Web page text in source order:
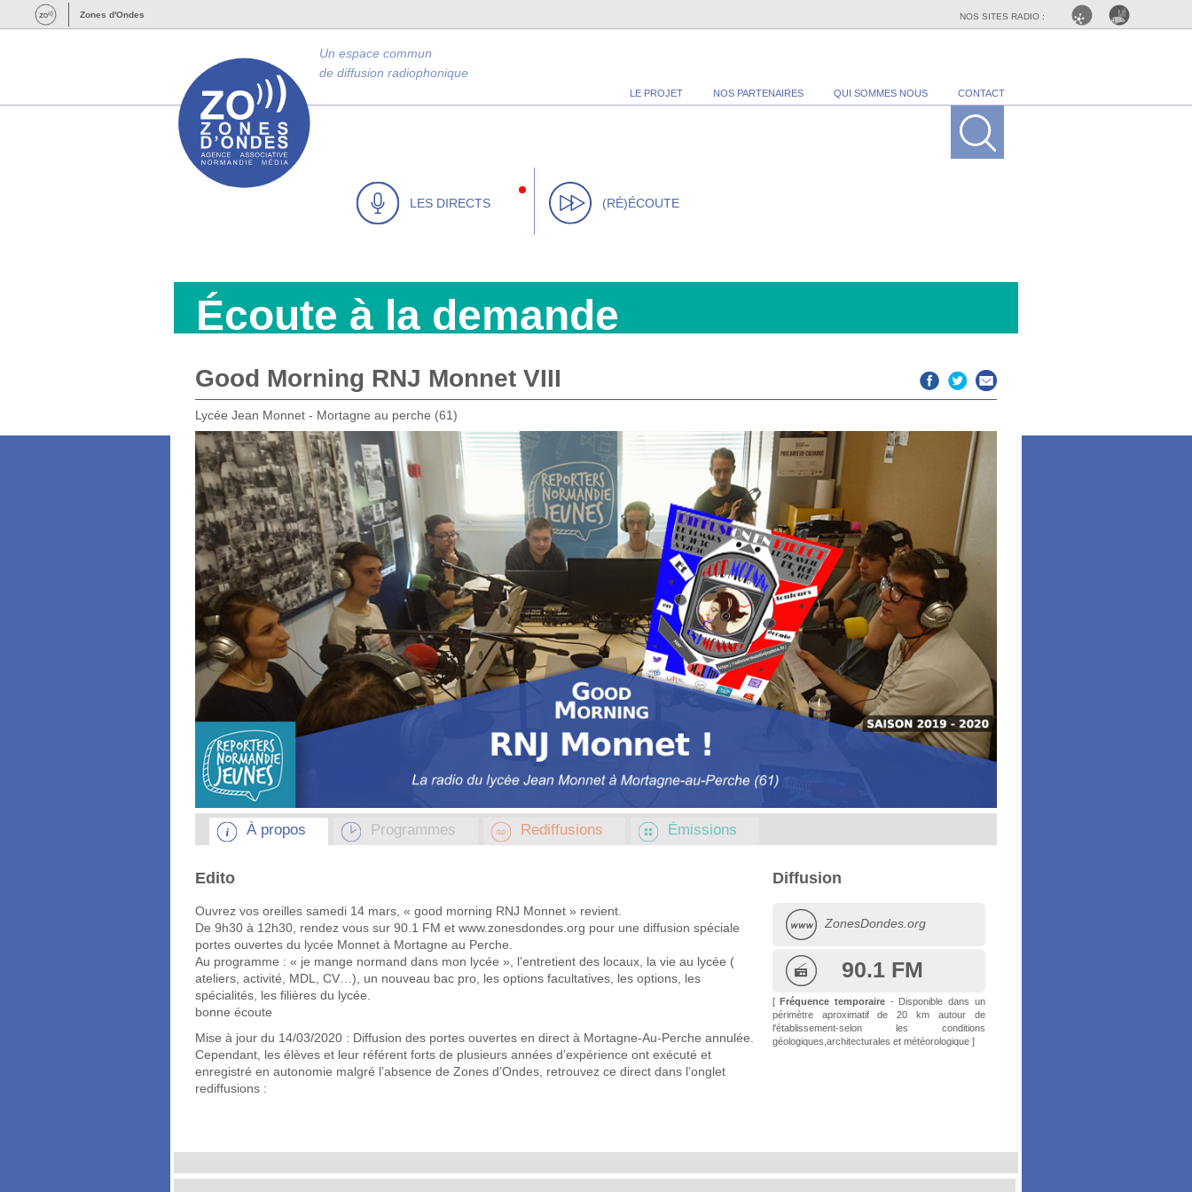
Zones d'Ondes NOS SITES RADIO :
LE PROJET NOS PARTENAIRES QUI SOMMES NOUS CONTACT
Un espace commun
de diffusion radiophonique
LES DIRECTS (RÉ)ÉCOUTE
Écoute à la demande
Good Morning RNJ Monnet VIII
Lycée Jean Monnet - Mortagne au perche (61)
À propos Programmes Rediffusions Émissions
Edito
Ouvrez vos oreilles samedi 14 mars, « good morning RNJ Monnet » revient.
De 9h30 à 12h30, rendez vous sur 90.1 FM et www.zonesdondes.org pour une diffusion spéciale
portes ouvertes du lycée Monnet à Mortagne au Perche.
Au programme : « je mange normand dans mon lycée », l’entretient des locaux, la vie au lycée (
ateliers, activité, MDL, CV…), un nouveau bac pro, les options facultatives, les options, les
spécialités, les filières du lycée.
bonne écoute
Mise à jour du 14/03/2020 : Diffusion des portes ouvertes en direct à Mortagne-Au-Perche annulée.
Cependant, les élèves et leur référent forts de plusieurs années d’expérience ont exécuté et
enregistré en autonomie malgré l’absence de Zones d’Ondes, retrouvez ce direct dans l’onglet
rediffusions :
Diffusion
ZonesDondes.org
90.1 FM
[Fréquence temporaire - Disponible dans un
périmètre aproximatif de 20 km autour de
l'établissement-selon les conditions
géologiques,architecturales et météorologique ]